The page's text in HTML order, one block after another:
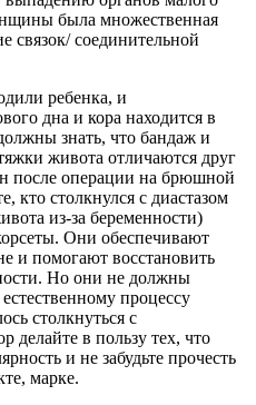
была множественная
связок/ соединительной
ребенка, и
дна и кора находится в
знать, что бандаж и
живота отличаются друг
после операции на брюшной
кто столкнулся с диастазом
из-за беременности)
Они обеспечивают
и помогают восстановить
Но они не должны
процессу
столкнуться с
делайте в пользу тех, что
и не забудьте прочесть
марке.